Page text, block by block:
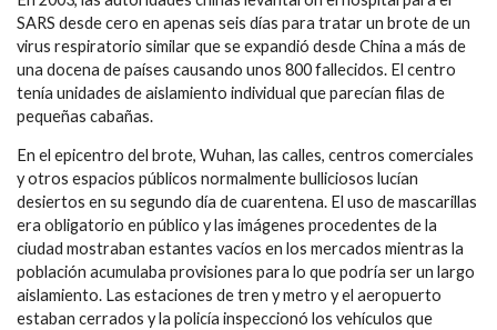
SARS desde cero en apenas seis días para tratar un brote de un
virus respiratorio similar que se expandió desde China a más de
una docena de países causando unos 800 fallecidos. El centro
tenía unidades de aislamiento individual que parecían filas de
pequeñas cabañas.
En el epicentro del brote, Wuhan, las calles, centros comerciales
y otros espacios públicos normalmente bulliciosos lucían
desiertos en su segundo día de cuarentena. El uso de mascarillas
era obligatorio en público y las imágenes procedentes de la
ciudad mostraban estantes vacíos en los mercados mientras la
población acumulaba provisiones para lo que podría ser un largo
aislamiento. Las estaciones de tren y metro y el aeropuerto
estaban cerrados y la policía inspeccionó los vehículos que